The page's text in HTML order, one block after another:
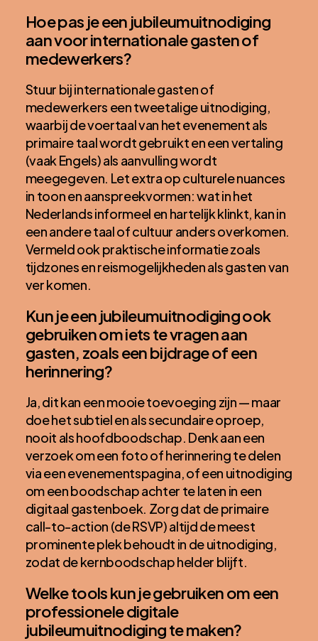
Hoe pas je een jubileumuitnodiging
aan voor internationale gasten of
medewerkers?
Stuur bij internationale gasten of
medewerkers een tweetalige uitnodiging,
waarbij de voertaal van het evenement als
primaire taal wordt gebruikt en een vertaling
(vaak Engels) als aanvulling wordt
meegegeven. Let extra op culturele nuances
in toon en aanspreekvormen: wat in het
Nederlands informeel en hartelijk klinkt, kan in
een andere taal of cultuur anders overkomen.
Vermeld ook praktische informatie zoals
tijdzones en reismogelijkheden als gasten van
ver komen.
Kun je een jubileumuitnodiging ook
gebruiken om iets te vragen aan
gasten, zoals een bijdrage of een
herinnering?
Ja, dit kan een mooie toevoeging zijn — maar
doe het subtiel en als secundaire oproep,
nooit als hoofdboodschap. Denk aan een
verzoek om een foto of herinnering te delen
via een evenementspagina, of een uitnodiging
om een boodschap achter te laten in een
digitaal gastenboek. Zorg dat de primaire
call-to-action (de RSVP) altijd de meest
prominente plek behoudt in de uitnodiging,
zodat de kernboodschap helder blijft.
Welke tools kun je gebruiken om een
professionele digitale
jubileumuitnodiging te maken?